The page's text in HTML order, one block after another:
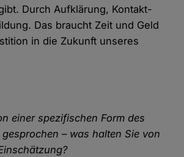
Durch Aufklärung, Kontakt­
Das braucht Zeit und Geld
in die Zukunft unseres
einer spezifischen Form des
– was halten Sie von